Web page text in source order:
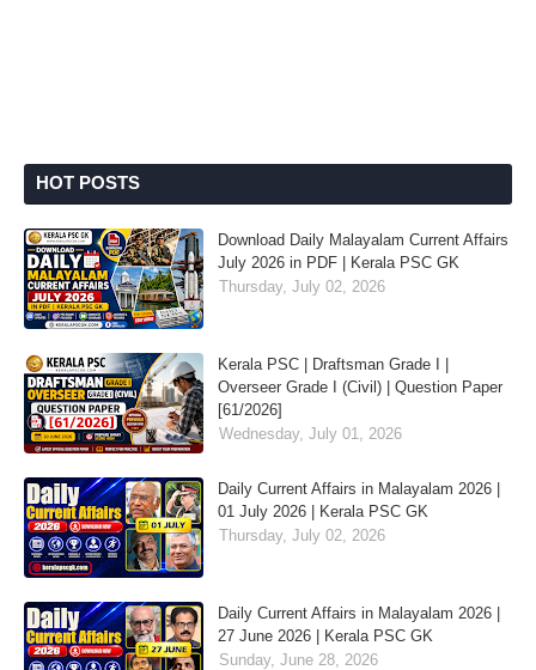
HOT POSTS
Download Daily Malayalam Current Affairs
July 2026 in PDF | Kerala PSC GK
Thursday, July 02, 2026
Kerala PSC | Draftsman Grade I |
Overseer Grade I (Civil) | Question Paper
[61/2026]
Wednesday, July 01, 2026
Daily Current Affairs in Malayalam 2026 |
01 July 2026 | Kerala PSC GK
Thursday, July 02, 2026
Daily Current Affairs in Malayalam 2026 |
27 June 2026 | Kerala PSC GK
Sunday, June 28, 2026